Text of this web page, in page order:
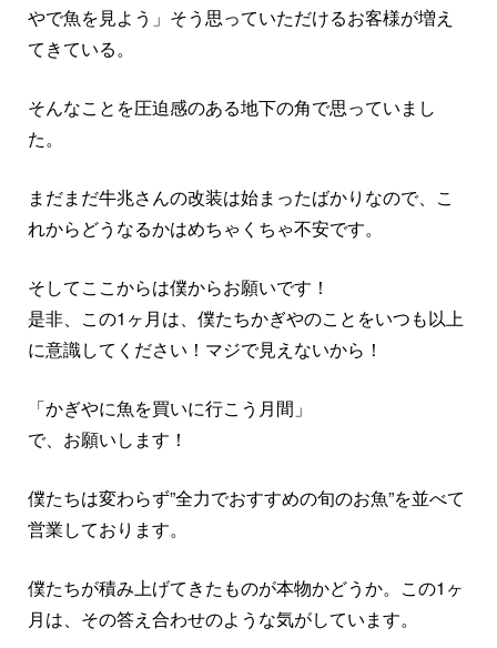
やで魚を見よう」そう思っていただけるお客様が増え
てきている。
そんなことを圧迫感のある地下の角で思っていまし
た。
まだまだ牛兆さんの改装は始まったばかりなので、こ
れからどうなるかはめちゃくちゃ不安です。
そしてここからは僕からお願いです！
是非、この1ヶ月は、僕たちかぎやのことをいつも以上
に意識してください！マジで見えないから！
「かぎやに魚を買いに行こう月間」
で、お願いします！
僕たちは変わらず”全力でおすすめの旬のお魚”を並べて
営業しております。
僕たちが積み上げてきたものが本物かどうか。この1ヶ
月は、その答え合わせのような気がしています。